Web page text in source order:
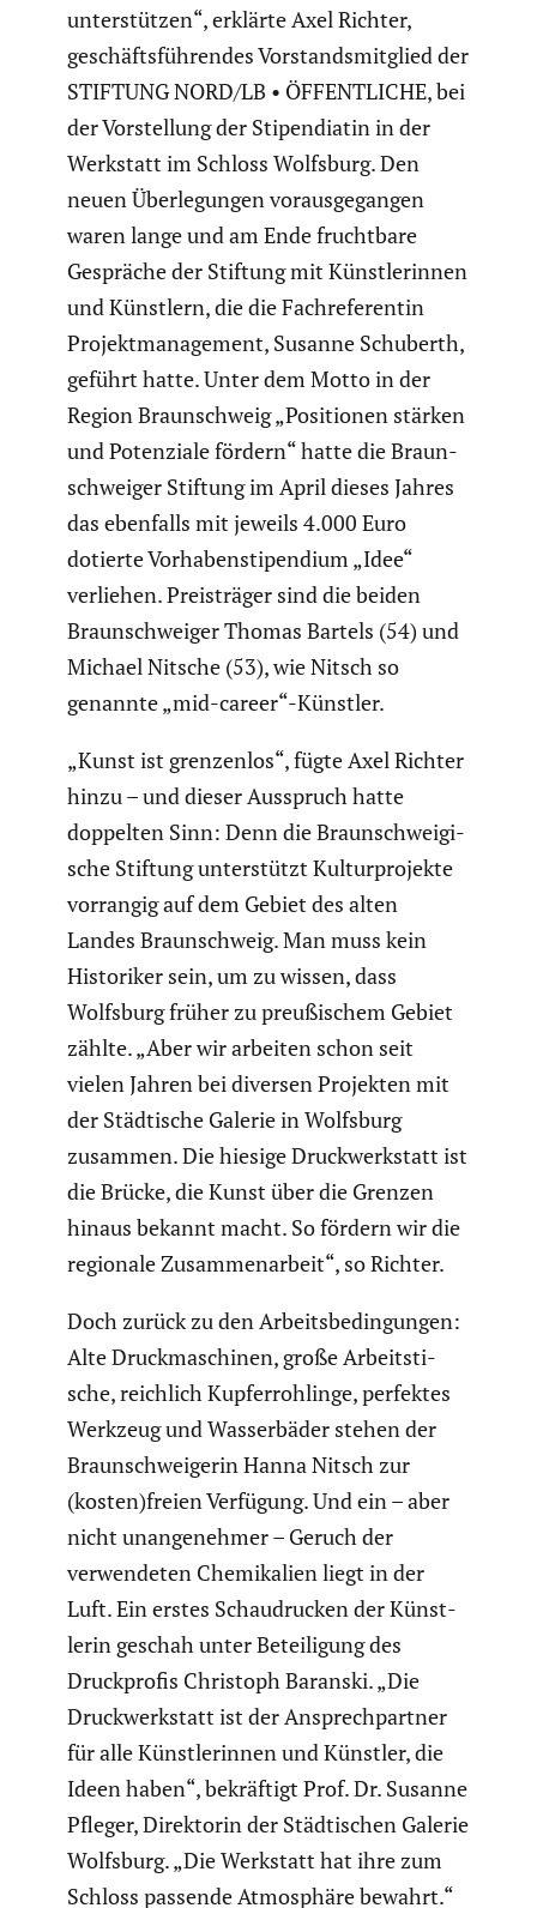
unter­stützen“, erklärte Axel Richter,
geschäfts­füh­rendes Vorstands­mit­glied der
STIFTUNG NORD/LB • ÖFFENTLICHE, bei
der Vorstel­lung der Stipen­diatin in der
Werkstatt im Schloss Wolfsburg. Den
neuen Überle­gungen voraus­ge­gangen
waren lange und am Ende frucht­bare
Gespräche der Stiftung mit Künst­le­rinnen
und Künstlern, die die Fachre­fe­rentin
Projekt­ma­nage­ment, Susanne Schuberth,
geführt hatte. Unter dem Motto in der
Region Braun­schweig „Positionen stärken
und Poten­ziale fördern“ hatte die Braun­
schweiger Stiftung im April dieses Jahres
das ebenfalls mit jeweils 4.000 Euro
dotierte Vorha­ben­sti­pen­dium „Idee“
verliehen. Preis­träger sind die beiden
Braun­schweiger Thomas Bartels (54) und
Michael Nitsche (53), wie Nitsch so
genannte „mid-career“-Künstler.
„Kunst ist grenzenlos“, fügte Axel Richter
hinzu – und dieser Ausspruch hatte
doppelten Sinn: Denn die Braun­schwei­gi­
sche Stiftung unter­stützt Kultur­pro­jekte
vorrangig auf dem Gebiet des alten
Landes Braun­schweig. Man muss kein
Histo­riker sein, um zu wissen, dass
Wolfsburg früher zu preußi­schem Gebiet
zählte. „Aber wir arbeiten schon seit
vielen Jahren bei diversen Projekten mit
der Städti­sche Galerie in Wolfsburg
zusammen. Die hiesige Druck­werk­statt ist
die Brücke, die Kunst über die Grenzen
hinaus bekannt macht. So fördern wir die
regionale Zusam­men­ar­beit“, so Richter.
Doch zurück zu den Arbeits­be­din­gungen:
Alte Druck­ma­schinen, große Arbeits­ti­
sche, reichlich Kupfer­roh­linge, perfektes
Werkzeug und Wasser­bäder stehen der
Braun­schwei­gerin Hanna Nitsch zur
(kosten)freien Verfügung. Und ein – aber
nicht unange­nehmer – Geruch der
verwen­deten Chemi­ka­lien liegt in der
Luft. Ein erstes Schau­dru­cken der Künst­
lerin geschah unter Betei­li­gung des
Druck­profis Christoph Baranski. „Die
Druck­werk­statt ist der Ansprech­partner
für alle Künst­le­rinnen und Künstler, die
Ideen haben“, bekräf­tigt Prof. Dr. Susanne
Pfleger, Direk­torin der Städti­schen Galerie
Wolfsburg. „Die Werkstatt hat ihre zum
Schloss passende Atmosphäre bewahrt.“